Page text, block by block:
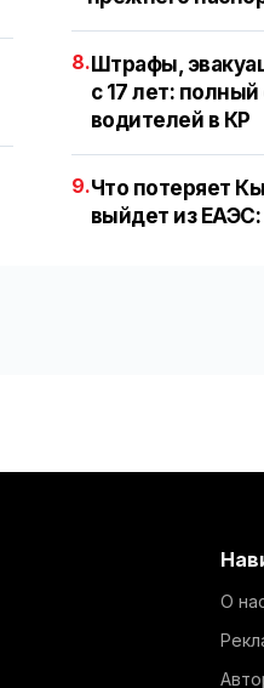
8.Штрафы,
с 17 лет:
водителей в КР
9.Что потеряет
выйдет из
О